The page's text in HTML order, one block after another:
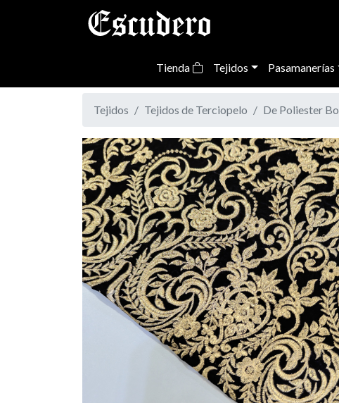
Tienda Tejidos Pasamanerías
Tejidos Tejidos de Terciopelo De Poliester
Previous